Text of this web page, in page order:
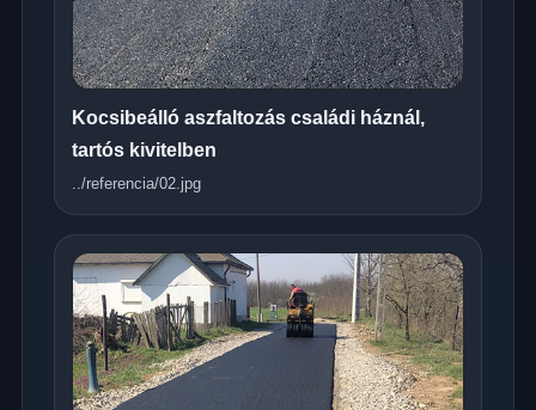
Kocsibeálló aszfaltozás családi háznál,
tartós kivitelben
../referencia/02.jpg